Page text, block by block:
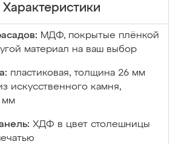
Характеристики
МДФ, покрытые плёнкой
материал на ваш выбор
пластиковая, толщина 26 мм
искусственного камня,
мм
ХДФ в цвет столешницы